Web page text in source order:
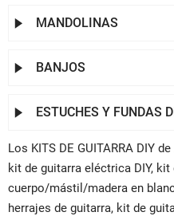
 MANDOLINAS
 BANJOS
 ESTUCHES Y FUNDAS
Los KITS DE GUITARRA DIY
kit de guitarra eléctrica DIY,
cuerpo/mástil/madera en
herrajes de guitarra, kit de